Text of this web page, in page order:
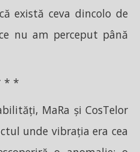
există ceva dincolo de
nu am perceput până
* *
MaRa și CosTelor
unde vibrația era cea